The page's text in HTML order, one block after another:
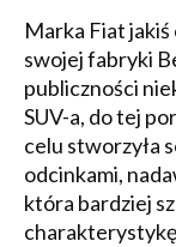
Marka Fiat
swojej fabryki
publiczności
SUV-a, do tej
celu stworzyła
odcinkami,
która bardziej